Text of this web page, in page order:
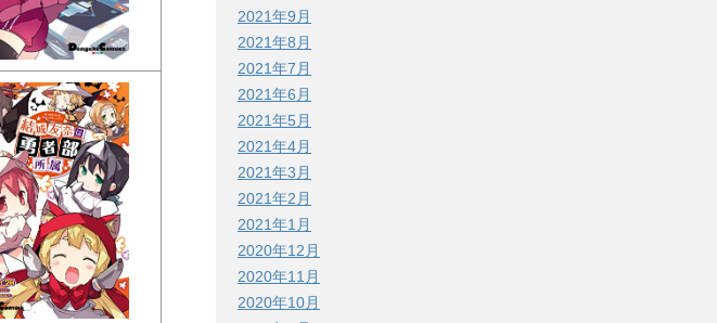
2021年9月
2021年8月
2021年7月
2021年6月
2021年5月
2021年4月
2021年3月
2021年2月
2021年1月
2020年12月
2020年11月
2020年10月